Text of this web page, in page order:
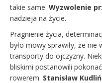
takie same. Wyzwolenie
nadzieja na życie.
Pragnienie życia,
było mowy sprawiły, że nie
transporty do ojczyzny.
bliskimi postanowili
rowerem. Stanisław